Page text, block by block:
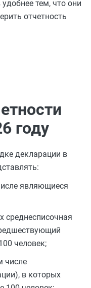
тем, что они
отчетность
году
декларации в
являющиеся
среднесписочная
человек;
числе
в которых